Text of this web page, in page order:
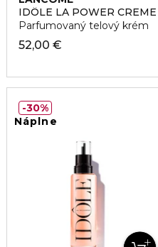
IDÔLE LA POWER CREME
Parfumovaný telový krém
52,00 €
Náplne
30%